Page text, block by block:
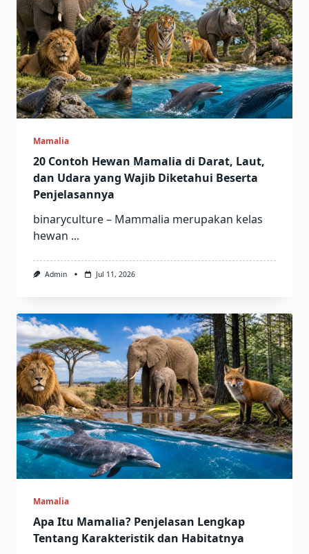
Mamalia
20 Contoh Hewan Mamalia di Darat, Laut,
dan Udara yang Wajib Diketahui Beserta
Penjelasannya
binaryculture – Mammalia merupakan kelas
hewan ...
Admin Jul 11, 2026
Mamalia
Apa Itu Mamalia? Penjelasan Lengkap
Tentang Karakteristik dan Habitatnya